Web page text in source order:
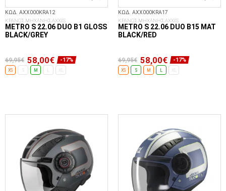
ΚΩΔ. AXX000KRA12
ΚΡΑΝΟΣ ΜΗΧΑΝΗΣ AXXIS
METRO S 22.06 DUO B1 GLOSS
BLACK/GREY
69,95€ 58,00€ -17%
XS S M XL
ΚΩΔ. AXX000KRA17
ΚΡΑΝΟΣ ΜΗΧΑΝΗΣ AXXIS
METRO S 22.06 DUO B15 MAT
BLACK/RED
69,95€ 58,00€ -17%
XS S M XL